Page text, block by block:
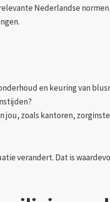
Nederlandse
en keuring van
jou, zoals kantoren,
verandert. Dat is